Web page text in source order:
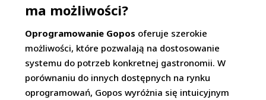
ma możliwości?
Oprogramowanie Gopos oferuje szerokie
możliwości, które pozwalają na dostosowanie
systemu do potrzeb konkretnej gastronomii. W
porównaniu do innych dostępnych na rynku
oprogramowań, Gopos wyróżnia się intuicyjnym